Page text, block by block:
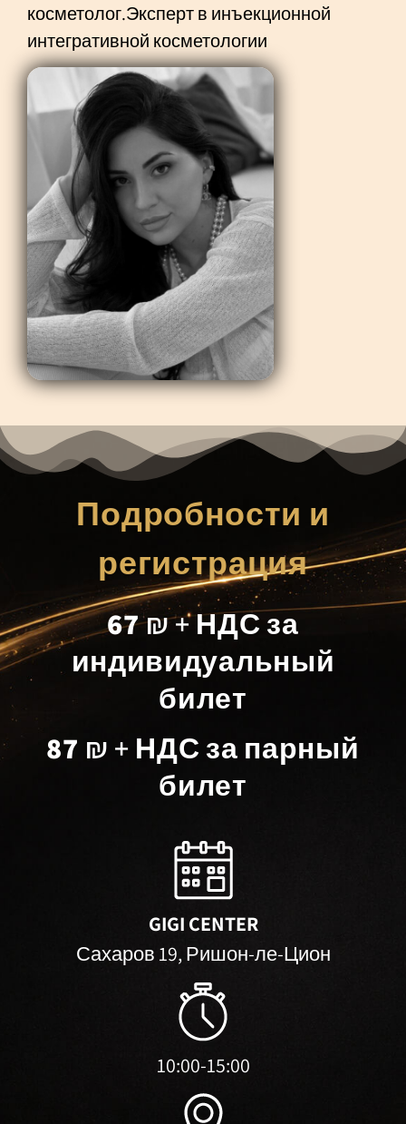
косметолог.Эксперт в инъекционной
интегративной косметологии
Подробности и
регистрация
67₪ + НДС за
индивидуальный
билет
87 ₪ + НДС за парный
билет
GIGI CENTER
Сахаров 19, Ришон-ле-Цион
10:00-15:00